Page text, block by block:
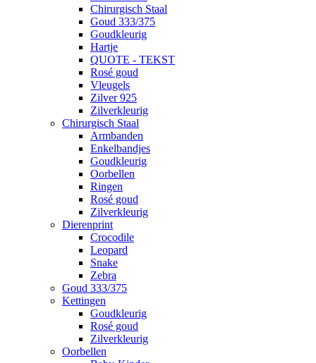
Chirurgisch Staal
Goud 333/375
Goudkleurig
Hartje
QUOTE - TEKST
Rosé goud
Vleugels
Zilver 925
Zilverkleurig
Chirurgisch Staal
Armbanden
Enkelbandjes
Goudkleurig
Oorbellen
Ringen
Rosé goud
Zilverkleurig
Dierenprint
Crocodile
Leopard
Snake
Zebra
Goud 333/375
Kettingen
Goudkleurig
Rosé goud
Zilverkleurig
Oorbellen